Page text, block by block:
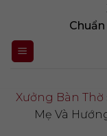
nội
dung
Xưởng Bàn Thờ
Mẹ Và